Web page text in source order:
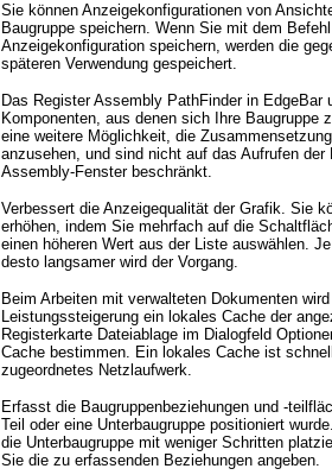
Sie können Anzeigekonfigurationen von
Baugruppe speichern. Wenn Sie mit dem
Anzeigekonfiguration speichern, werden die
späteren Verwendung gespeichert.
Das Register Assembly PathFinder in
Komponenten, aus denen sich Ihre Baugruppe
eine weitere Möglichkeit, die
anzusehen, und sind nicht auf das Aufrufen der
Assembly-Fenster beschränkt.
Verbessert die Anzeigequalität der Grafik. Sie
erhöhen, indem Sie mehrfach auf die
einen höheren Wert aus der Liste auswählen.
desto langsamer wird der Vorgang.
Beim Arbeiten mit verwalteten Dokumenten
Leistungssteigerung ein lokales Cache der
Registerkarte Dateiablage im Dialogfeld
Cache bestimmen. Ein lokales Cache ist
zugeordnetes Netzlaufwerk.
Erfasst die Baugruppenbeziehungen und -
Teil oder eine Unterbaugruppe positioniert
die Unterbaugruppe mit weniger Schritten
Sie die zu erfassenden Beziehungen angeben.